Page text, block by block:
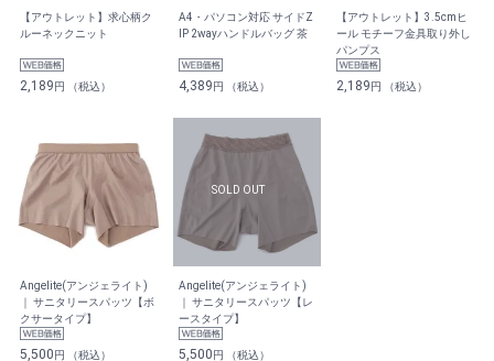
【アウトレット】求心柄ク
ルーネックニット
2,189円 （税込）
A4・パソコン対応 サイドZ
IP 2wayハンドルバッグ 茶
4,389円 （税込）
【アウトレット】3.5cmヒ
ール モチーフ金具取り外し
パンプス
2,189円 （税込）
Angelite(アンジェライト)
｜ サニタリースパッツ【ボ
クサータイプ】
5,500円 （税込）
Angelite(アンジェライト)
｜ サニタリースパッツ【レ
ースタイプ】
5,500円 （税込）